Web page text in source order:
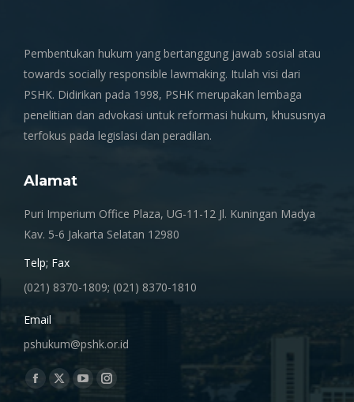
Pembentukan hukum yang bertanggung jawab sosial atau
towards socially responsible lawmaking. Itulah visi dari
PSHK. Didirikan pada 1998, PSHK merupakan lembaga
penelitian dan advokasi untuk reformasi hukum, khususnya
terfokus pada legislasi dan peradilan.
Alamat
Puri Imperium Office Plaza, UG-11-12 Jl. Kuningan Madya
Kav. 5-6 Jakarta Selatan 12980
Telp; Fax
(021) 8370-1809; (021) 8370-1810
Email
pshukum@pshk.or.id
Find us on:
Facebook
X
YouTubeInstagram